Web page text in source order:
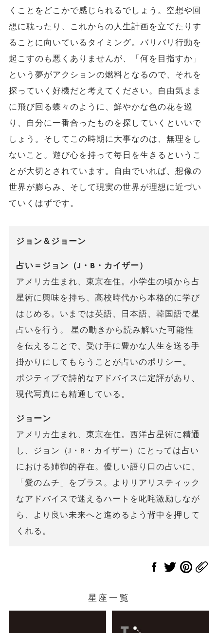
くことをどこかで感じられるでしょう。空想や回
想に耽ったり、これからの人生計画を立てたりす
ることに向いているタイミング。バリバリ行動を
起こすのも悪くありませんが、「何を目指すか」
という夢がアクションの燃料となるので、それを
探っていく好機だと考えてください。自由気まま
に飛び回る蝶々のように、鮮やかな色の花を巡
り、自分に一番合ったものを探していくといいで
しょう。そしてこの時期に大事なのは、無理をし
ないこと。遊び心を持って毎日を生きるというこ
とが大切とされています。自由でいれば、想像の
世界が膨らみ、そして現実の世界が理想に近づい
ていくはずです。
ジョン＆ジョーン
占い＝ジョン（J・B・カイザー）
アメリカ生まれ、東京在住。小学生の頃から占
星術に興味を持ち、高校時代から本格的に学び
はじめる。いまでは英語、日本語、韓国語で星
占いを行う。 星の動きから読み解いた可能性
を伝えることで、受け手に豊かな人生を送る手
掛かりにしてもらうことが占いのポリシー。
ポジティブで詩的なアドバイスに定評があり、
現代写真にも精通している。
ジョーン
アメリカ生まれ、東京在住。西洋占星術に精通
し、ジョン（J・B・カイザー）にとっては占い
における姉御的存在。優しい語り口の占いに、
「愛のムチ」をプラス。よりリアリスティック
なアドバイスで迷えるハートを叱咤激励しなが
ら、より良い未来へと進めるよう背中を押して
くれる。
星座一覧